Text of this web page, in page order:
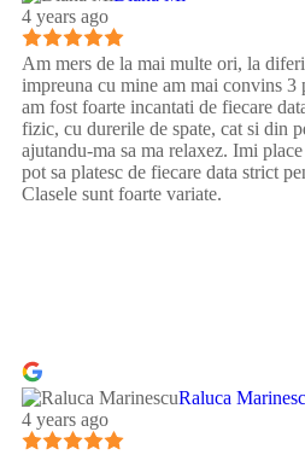
4 years ago
Am mers de la mai multe ori, la
impreuna cu mine am mai convins 3
am fost foarte incantati de fiecare
fizic, cu durerile de spate, cat si din
ajutandu-ma sa ma relaxez. Imi
pot sa platesc de fiecare data strict
Clasele sunt foarte variate.
Raluca
4 years ago